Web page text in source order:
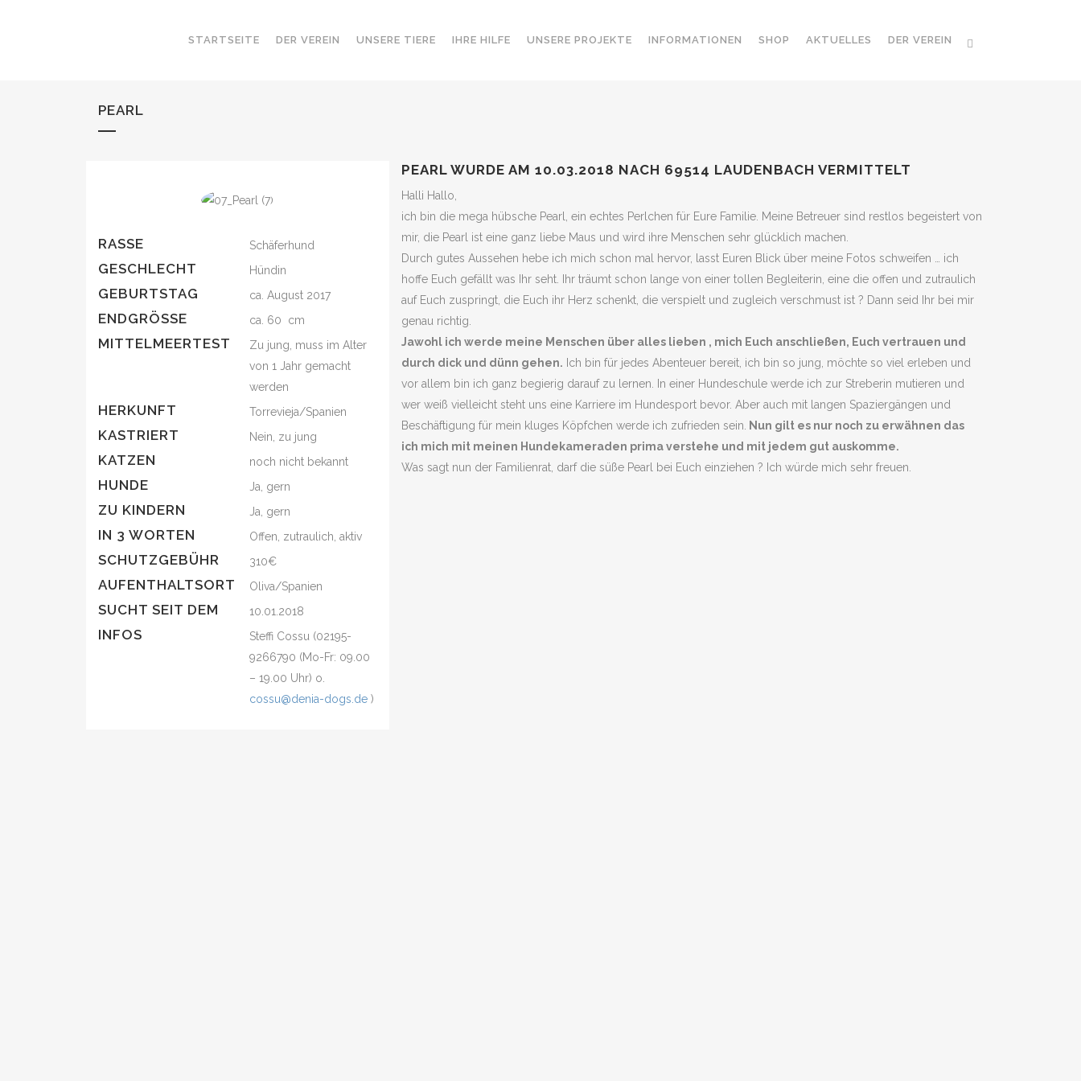
STARTSEITE DER VEREIN UNSERE TIERE IHRE HILFE UNSERE PROJEKTE INFORMATIONEN SHOP AKTUELLES DER VEREIN
PEARL
RASSE Schäferhund
GESCHLECHT Hündin
GEBURTSTAG ca. August 2017
ENDGRÖSSE ca. 60 cm
MITTELMEERTEST
Zu jung, muss im Alter
von 1 Jahr gemacht
werden
HERKUNFT Torrevieja/Spanien
KASTRIERT Nein, zu jung
KATZEN noch nicht bekannt
HUNDE Ja, gern
ZU KINDERN Ja, gern
IN 3 WORTEN Offen, zutraulich, aktiv
SCHUTZGEBÜHR 310€
AUFENTHALTSORT Oliva/Spanien
SUCHT SEIT DEM 10.01.2018
INFOS
Steffi Cossu (02195-
9266790 (Mo-Fr: 09.00
– 19.00 Uhr) o.
cossu@denia-dogs.de )
PEARL WURDE AM 10.03.2018 NACH 69514 LAUDENBACH VERMITTELT
Halli Hallo,
ich bin die mega hübsche Pearl, ein echtes Perlchen für Eure Familie. Meine Betreuer sind restlos begeistert von
mir, die Pearl ist eine ganz liebe Maus und wird ihre Menschen sehr glücklich machen.
Durch gutes Aussehen hebe ich mich schon mal hervor, lasst Euren Blick über meine Fotos schweifen … ich
hoffe Euch gefällt was Ihr seht. Ihr träumt schon lange von einer tollen Begleiterin, eine die offen und zutraulich
auf Euch zuspringt, die Euch ihr Herz schenkt, die verspielt und zugleich verschmust ist ? Dann seid Ihr bei mir
genau richtig.
Jawohl ich werde meine Menschen über alles lieben , mich Euch anschließen, Euch vertrauen und
durch dick und dünn gehen. Ich bin für jedes Abenteuer bereit, ich bin so jung, möchte so viel erleben und
vor allem bin ich ganz begierig darauf zu lernen. In einer Hundeschule werde ich zur Streberin mutieren und
wer weiß vielleicht steht uns eine Karriere im Hundesport bevor. Aber auch mit langen Spaziergängen und
Beschäftigung für mein kluges Köpfchen werde ich zufrieden sein.
Nun gilt es nur noch zu erwähnen das
ich mich mit meinen Hundekameraden prima verstehe und mit jedem gut auskomme.
Was sagt nun der Familienrat, darf die süße Pearl bei Euch einziehen ? Ich würde mich sehr freuen.